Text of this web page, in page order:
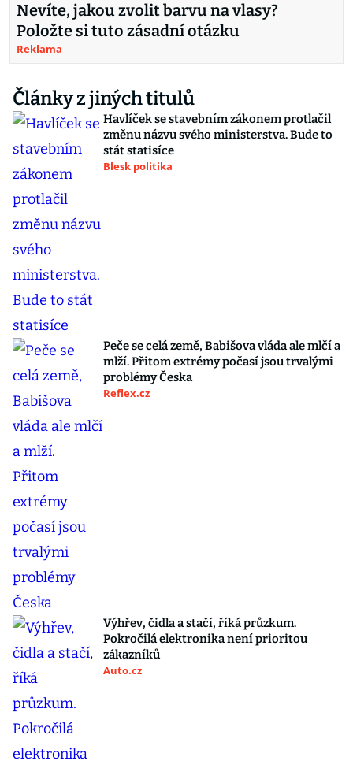
Nevíte, jakou zvolit barvu na vlasy?
Položte si tuto zásadní otázku
Reklama
Články z jiných titulů
Havlíček se stavebním zákonem protlačil
změnu názvu svého ministerstva. Bude to
stát statisíce
Blesk politika
Peče se celá země, Babišova vláda ale mlčí a
mlží. Přitom extrémy počasí jsou trvalými
problémy Česka
Reflex.cz
Výhřev, čidla a stačí, říká průzkum.
Pokročilá elektronika není prioritou
zákazníků
Auto.cz